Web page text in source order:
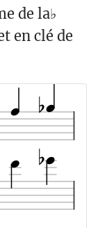
de la♭
en clé de